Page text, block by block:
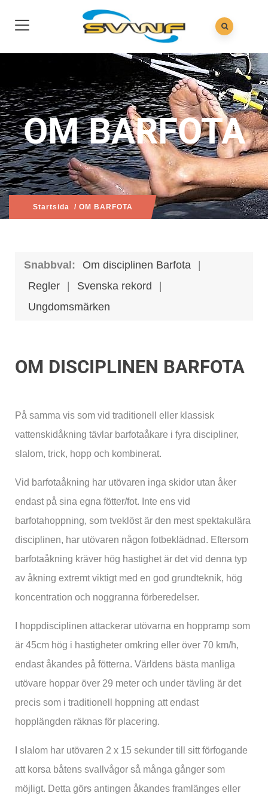
OM BARFOTA
Startsida / OM BARFOTA
Snabbval: Om disciplinen Barfota
Regler
Svenska rekord
Ungdomsmärken
OM DISCIPLINEN BARFOTA
På samma vis som vid traditionell eller klassisk
vattenskidåkning tävlar barfotaåkare i fyra discipliner,
slalom, trick, hopp och kombinerat.
Vid barfotaåkning har utövaren inga skidor utan åker
endast på sina egna fötter/fot. Inte ens vid
barfotahoppning, som tveklöst är den mest spektakulära
disciplinen, har utövaren någon fotbeklädnad. Eftersom
barfotaåkning kräver hög hastighet är det vid denna typ
av åkning extremt viktigt med en god grundteknik, hög
koncentration och noggranna förberedelser.
I hoppdisciplinen attackerar utövarna en hoppramp som
är 45cm hög i hastigheter omkring eller över 70 km/h,
endast åkandes på fötterna. Världens bästa manliga
utövare hoppar över 29 meter och under tävling är det
precis som i traditionell hoppning att endast
hopplängden räknas för placering.
I slalom har utövaren 2 x 15 sekunder till sitt förfogande
att korsa båtens svallvågor så många gånger som
möjligt. Detta görs antingen åkandes framlänges eller